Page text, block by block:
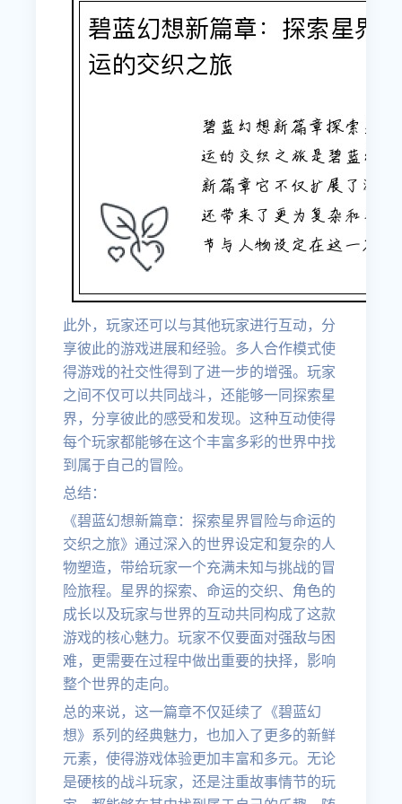
此外，玩家还可以与其他玩家进行互动，分
享彼此的游戏进展和经验。多人合作模式使
得游戏的社交性得到了进一步的增强。玩家
之间不仅可以共同战斗，还能够一同探索星
界，分享彼此的感受和发现。这种互动使得
每个玩家都能够在这个丰富多彩的世界中找
到属于自己的冒险。
总结：
《碧蓝幻想新篇章：探索星界冒险与命运的
交织之旅》通过深入的世界设定和复杂的人
物塑造，带给玩家一个充满未知与挑战的冒
险旅程。星界的探索、命运的交织、角色的
成长以及玩家与世界的互动共同构成了这款
游戏的核心魅力。玩家不仅要面对强敌与困
难，更需要在过程中做出重要的抉择，影响
整个世界的走向。
总的来说，这一篇章不仅延续了《碧蓝幻
想》系列的经典魅力，也加入了更多的新鲜
元素，使得游戏体验更加丰富和多元。无论
是硬核的战斗玩家，还是注重故事情节的玩